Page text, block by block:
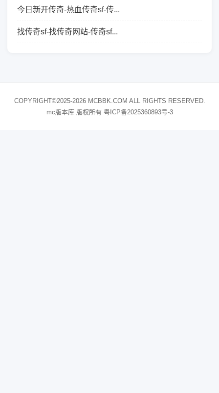
今日新开传奇-热血传奇sf-传...
找传奇sf-找传奇网站-传奇sf...
COPYRIGHT©2025-2026 MCBBK.COM ALL RIGHTS RESERVED.
mc版本库 版权所有 粤ICP备2025360893号-3